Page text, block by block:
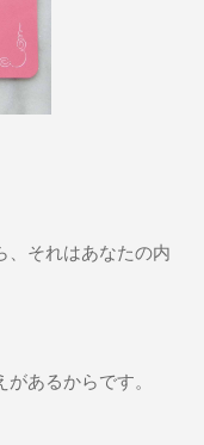
、それはあなたの内
あるからです。